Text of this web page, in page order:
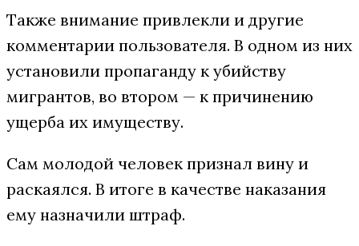
Также внимание привлекли и другие
комментарии пользователя. В одном из них
установили пропаганду к убийству
мигрантов, во втором — к причинению
ущерба их имуществу.
Сам молодой человек признал вину и
раскаялся. В итоге в качестве наказания
ему назначили штраф.